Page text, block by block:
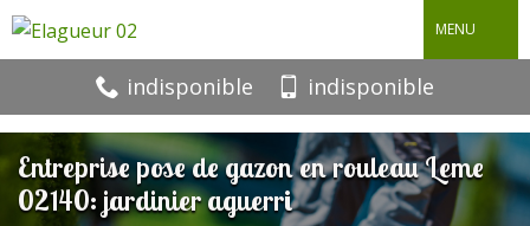
MENU
indisponible indisponible
Entreprise pose de gazon en rouleau Leme
02140: jardinier aguerri